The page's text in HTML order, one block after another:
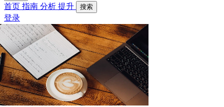
首页 指南 分析 提升 搜索
登录